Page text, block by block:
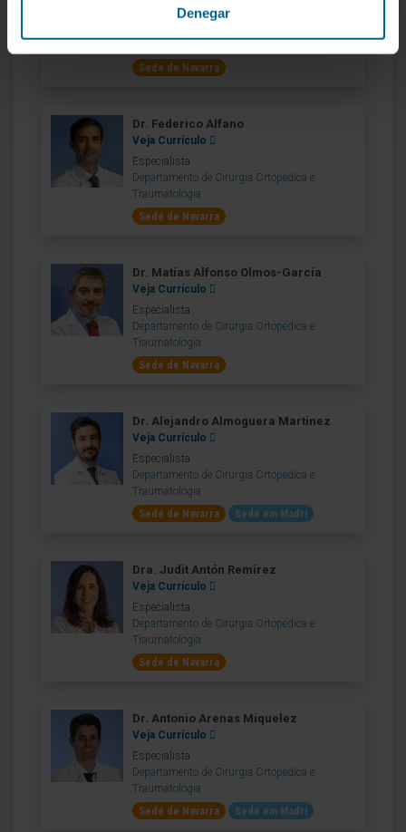
Denegar
Sede de Navarra
Dr. Federico Alfano
Veja Currículo
Especialista
Departamento de Cirurgia Ortopédica e
Traumatologia
Sede de Navarra
Dr. Matías Alfonso Olmos-García
Veja Currículo
Especialista
Departamento de Cirurgia Ortopédica e
Traumatologia
Sede de Navarra
Dr. Alejandro Almoguera Martínez
Veja Currículo
Especialista
Departamento de Cirurgia Ortopédica e
Traumatologia
Sede de Navarra
Sede em Madri
Dra. Judit Antón Remírez
Veja Currículo
Especialista
Departamento de Cirurgia Ortopédica e
Traumatologia
Sede de Navarra
Dr. Antonio Arenas Miquelez
Veja Currículo
Especialista
Departamento de Cirurgia Ortopédica e
Traumatologia
Sede de Navarra
Sede em Madri